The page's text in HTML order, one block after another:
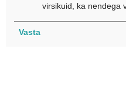
virsikuid, ka nendega
Vasta